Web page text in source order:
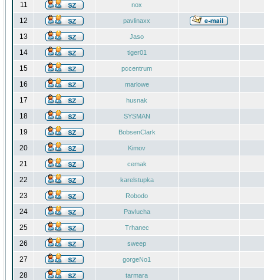
11 nox
12 pavlinaxx
13 Jaso
14 tiger01
15 pccentrum
16 marlowe
17 husnak
18 SYSMAN
19 BobsenClark
20 Kimov
21 cemak
22 karelstupka
23 Robodo
24 Pavlucha
25 Trhanec
26 sweep
27 gorgeNo1
28 tarmara